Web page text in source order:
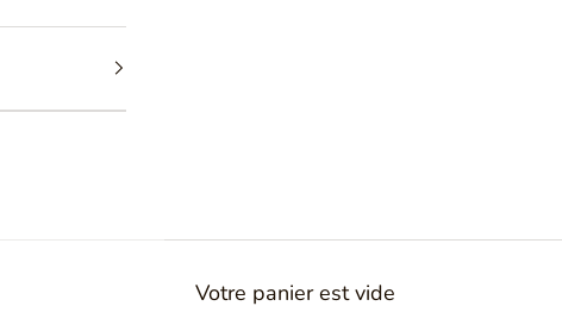
Votre panier est vide